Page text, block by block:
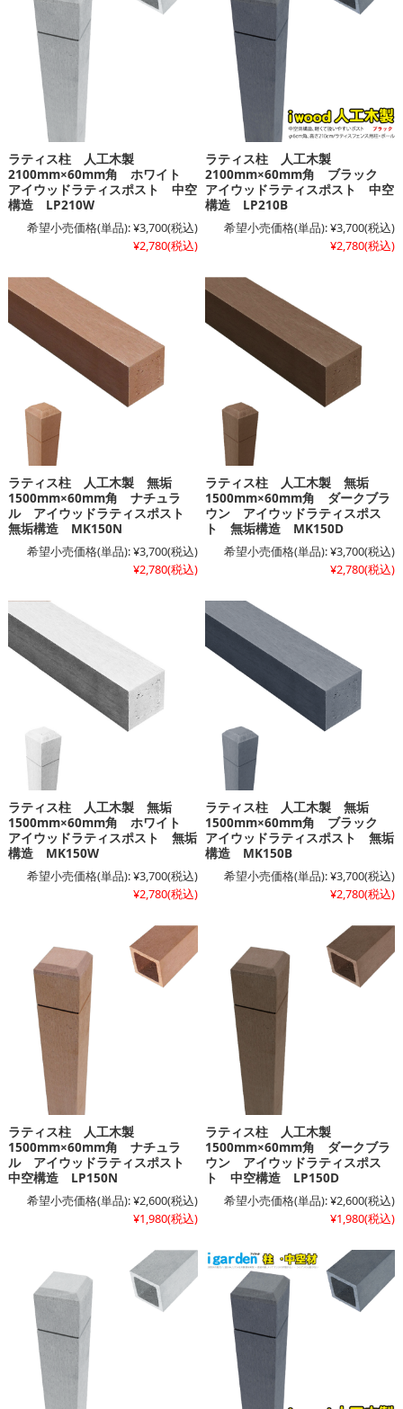
ラティス柱 人工木製
2100mm×60mm角 ホワイト
アイウッドラティスポスト 中空
構造 LP210W
希望小売価格(単品):¥3,700(税込)
¥2,780(税込)
ラティス柱 人工木製
2100mm×60mm角 ブラック
アイウッドラティスポスト 中空
構造 LP210B
希望小売価格(単品):¥3,700(税込)
¥2,780(税込)
ラティス柱 人工木製 無垢
1500mm×60mm角 ナチュラ
ル アイウッドラティスポスト
無垢構造 MK150N
希望小売価格(単品):¥3,700(税込)
¥2,780(税込)
ラティス柱 人工木製 無垢
1500mm×60mm角 ダークブラ
ウン アイウッドラティスポス
ト 無垢構造 MK150D
希望小売価格(単品):¥3,700(税込)
¥2,780(税込)
ラティス柱 人工木製 無垢
1500mm×60mm角 ホワイト
アイウッドラティスポスト 無垢
構造 MK150W
希望小売価格(単品):¥3,700(税込)
¥2,780(税込)
ラティス柱 人工木製 無垢
1500mm×60mm角 ブラック
アイウッドラティスポスト 無垢
構造 MK150B
希望小売価格(単品):¥3,700(税込)
¥2,780(税込)
ラティス柱 人工木製
1500mm×60mm角 ナチュラ
ル アイウッドラティスポスト
中空構造 LP150N
希望小売価格(単品):¥2,600(税込)
¥1,980(税込)
ラティス柱 人工木製
1500mm×60mm角 ダークブラ
ウン アイウッドラティスポス
ト 中空構造 LP150D
希望小売価格(単品):¥2,600(税込)
¥1,980(税込)